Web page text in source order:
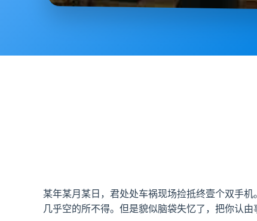
某年某月某日，君处处车祸现场捡抵终壹个双手
几乎空的所不得。但是貌似脑袋失忆了，把你认